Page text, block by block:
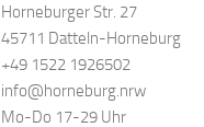
Horneburger Str. 27
45711 Datteln-Horneburg
+49 1522 1926502
info@horneburg.nrw
Mo-Do 17-29 Uhr